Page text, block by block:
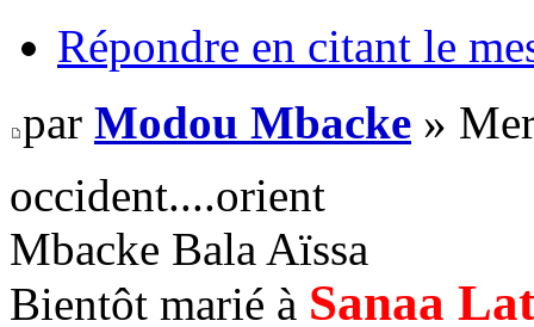
Répondre en citant le
par Modou Mbacke »
occident....orient
Mbacke Bala Aïssa
Bientôt marié à Sanaa